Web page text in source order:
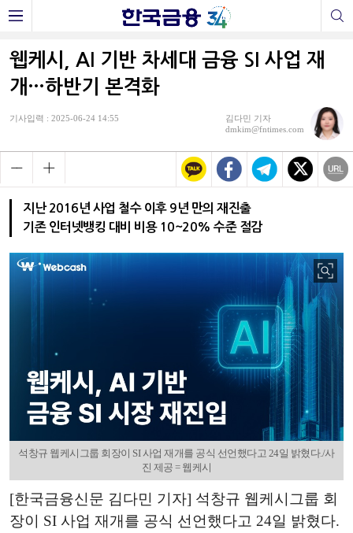
웹케시, AI 기반 차세대 금융 SI 사업 재
개…하반기 본격화
기사입력 : 2025-06-24 14:55
김다민 기자
dmkim@fntimes.com
지난 2016년 사업 철수 이후 9년 만의 재진출
기존 인터넷뱅킹 대비 비용 10~20% 수준 절감
석창규 웹케시그룹 회장이 SI 사업 재개를 공식 선언했다고 24일 밝혔다./사
진 제공 = 웹케시
[한국금융신문 김다민 기자] 석창규 웹케시그룹 회
장이 SI 사업 재개를 공식 선언했다고 24일 밝혔다.